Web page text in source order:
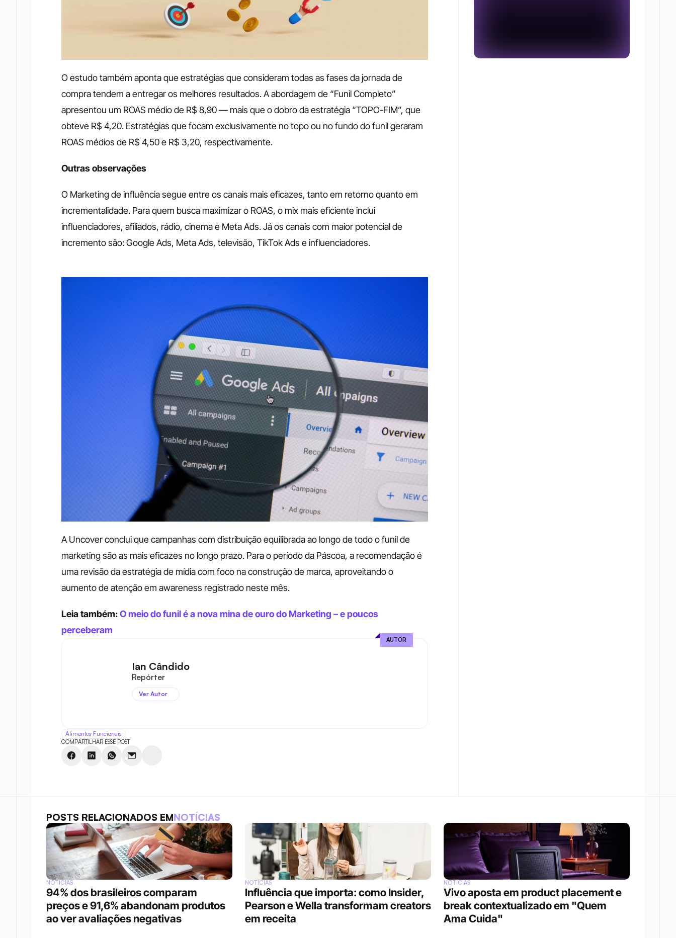
O estudo também aponta que estratégias que consideram todas as fases da jornada de
compra tendem a entregar os melhores resultados. A abordagem de “Funil Completo”
apresentou um ROAS médio de R$ 8,90 — mais que o dobro da estratégia “TOPO-FIM”, que
obteve R$ 4,20. Estratégias que focam exclusivamente no topo ou no fundo do funil geraram
ROAS médios de R$ 4,50 e R$ 3,20, respectivamente.
Outras observações
O Marketing de influência segue entre os canais mais eficazes, tanto em retorno quanto em
incrementalidade. Para quem busca maximizar o ROAS, o mix mais eficiente inclui
influenciadores, afiliados, rádio, cinema e Meta Ads. Já os canais com maior potencial de
incremento são: Google Ads, Meta Ads, televisão, TikTok Ads e influenciadores.
A Uncover conclui que campanhas com distribuição equilibrada ao longo de todo o funil de
marketing são as mais eficazes no longo prazo. Para o período da Páscoa, a recomendação é
uma revisão da estratégia de mídia com foco na construção de marca, aproveitando o
aumento de atenção em awareness registrado neste mês.
Leia também: O meio do funil é a nova mina de ouro do Marketing – e poucos
perceberam
Alimentos Funcionais
COMPARTILHAR ESSE POST
Ian Cândido
Repórter
Ver Autor
AUTOR
POSTS RELACIONADOS EMNOTÍCIAS
NOTÍCIAS
94% dos brasileiros comparam
preços e 91,6% abandonam produtos
ao ver avaliações negativas
NOTÍCIAS
Influência que importa: como Insider,
Pearson e Wella transformam creators
em receita
NOTÍCIAS
Vivo aposta em product placement e
break contextualizado em "Quem
Ama Cuida"